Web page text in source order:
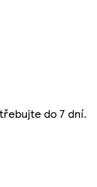
do 7 dní.